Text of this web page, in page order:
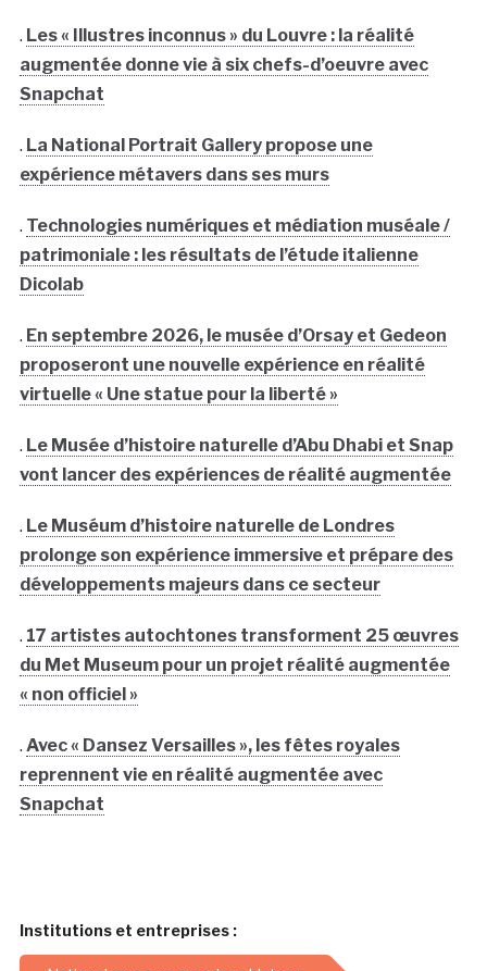
. Les « Illustres inconnus » du Louvre : la réalité
augmentée donne vie à six chefs-d’oeuvre avec
Snapchat
. La National Portrait Gallery propose une
expérience métavers dans ses murs
. Technologies numériques et médiation muséale /
patrimoniale : les résultats de l’étude italienne
Dicolab
. En septembre 2026, le musée d’Orsay et Gedeon
proposeront une nouvelle expérience en réalité
virtuelle « Une statue pour la liberté »
. Le Musée d’histoire naturelle d’Abu Dhabi et Snap
vont lancer des expériences de réalité augmentée
. Le Muséum d’histoire naturelle de Londres
prolonge son expérience immersive et prépare des
développements majeurs dans ce secteur
. 17 artistes autochtones transforment 25 œuvres
du Met Museum pour un projet réalité augmentée
« non officiel »
. Avec « Dansez Versailles », les fêtes royales
reprennent vie en réalité augmentée avec
Snapchat
Institutions et entreprises :